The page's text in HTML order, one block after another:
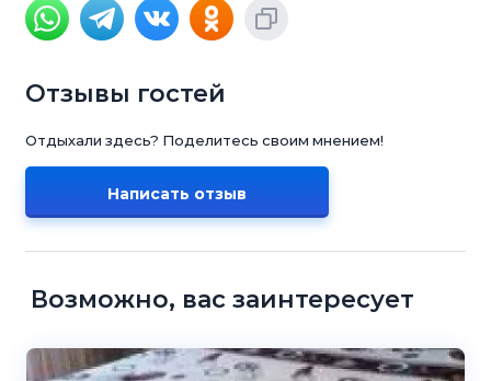
Отзывы гостей
Отдыхали здесь? Поделитесь своим мнением!
Написать отзыв
Возможно, вас заинтересует